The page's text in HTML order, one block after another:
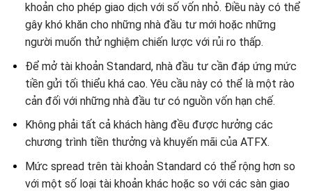
khoản cho phép giao dịch với số vốn nhỏ. Điều này có thể
gây khó khăn cho những nhà đầu tư mới hoặc những
người muốn thử nghiệm chiến lược với rủi ro thấp.
Để mở tài khoản Standard, nhà đầu tư cần đáp ứng mức
tiền gửi tối thiểu khá cao. Yêu cầu này có thể là một rào
cản đối với những nhà đầu tư có nguồn vốn hạn chế.
Không phải tất cả khách hàng đều được hưởng các
chương trình tiền thưởng và khuyến mãi của ATFX.
Mức spread trên tài khoản Standard có thể rộng hơn so
với một số loại tài khoản khác hoặc so với các sàn giao